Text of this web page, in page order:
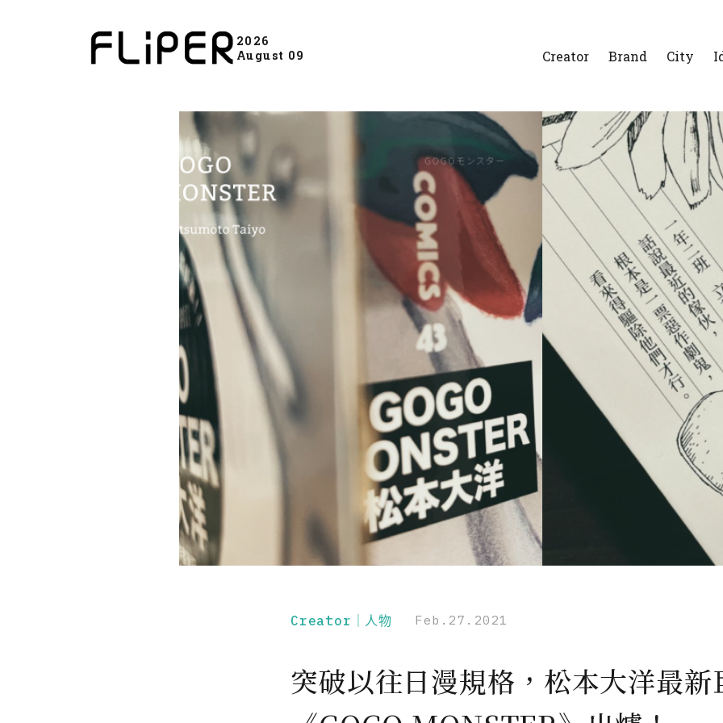
2026
August 09
Creator Brand City
Creator｜人物 Feb.27.2021
突破以往日漫規格，松本大洋最新